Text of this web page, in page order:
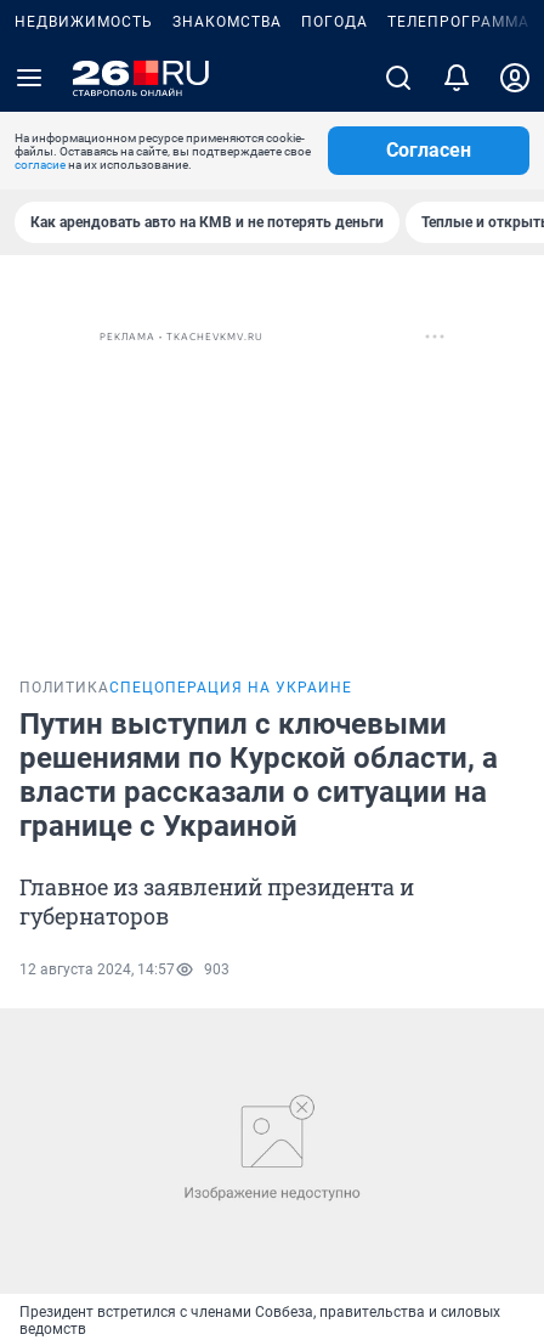
НЕДВИЖИМОСТЬ ЗНАКОМСТВА ПОГОДА ТЕЛЕПРОГРАММА
На информационном ресурсе применяются cookie-
файлы. Оставаясь на сайте, вы подтверждаете свое
согласиена их использование.
Согласен
Как арендовать авто на КМВ и не потерять деньги Теплые и
РЕКЛАМА • TKACHEVKMV.RU
ПОЛИТИКАСПЕЦОПЕРАЦИЯ НА УКРАИНЕ
Путин выступил с ключевыми
решениями по Курской области, а
власти рассказали о ситуации на
границе с Украиной
Главное из заявлений президента и
губернаторов
12 августа 2024, 14:57 903
Президент встретился с членами Совбеза, правительства и силовых
ведомств